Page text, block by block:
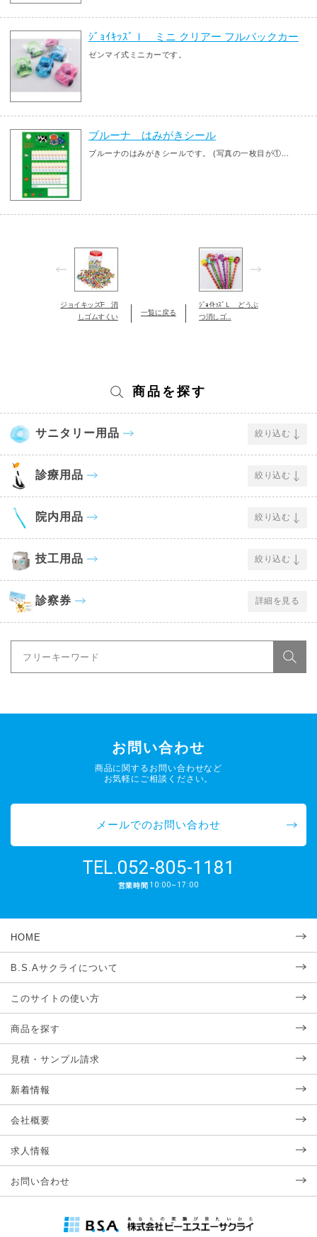
ｼﾞｮｲｷｯｽﾞＩ ミニ クリアー フルバックカー
ゼンマイ式ミニカーです。
ブルーナ はみがきシール
ブルーナのはみがきシールです。 (写真の一枚目が①...
ジョイキッズF 消
しゴムすくい
一覧に戻る
ｼﾞｮｲｷｯｽﾞＬ どうぶ
つ消しゴ...
商品を探す
サニタリー用品 絞り込む
診療用品 絞り込む
院内用品 絞り込む
技工用品 絞り込む
診察券 詳細を見る
お問い合わせ
商品に関するお問い合わせなど
お気軽にご相談ください。
メールでのお問い合わせ
TEL.052-805-1181
営業時間 10:00~17:00
HOME
B.S.Aサクライについて
このサイトの使い方
商品を探す
見積・サンプル請求
新着情報
会社概要
求人情報
お問い合わせ